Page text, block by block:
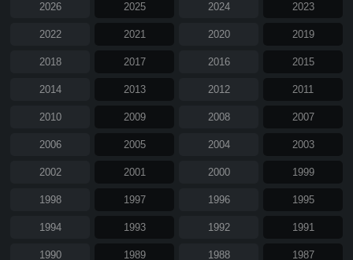
2026 2025 2024 2023
2022 2021 2020 2019
2018 2017 2016 2015
2014 2013 2012 2011
2010 2009 2008 2007
2006 2005 2004 2003
2002 2001 2000 1999
1998 1997 1996 1995
1994 1993 1992 1991
1990 1989 1988 1987